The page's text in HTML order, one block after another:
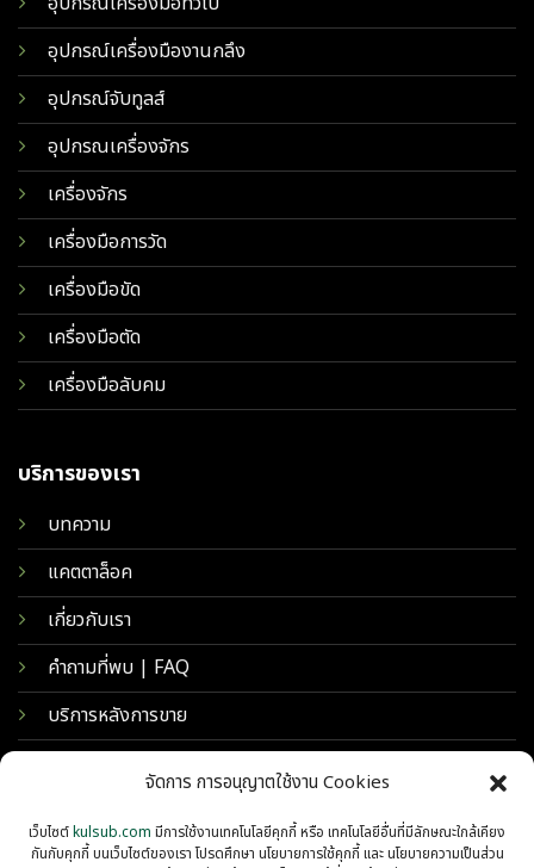
จัดการ การอนุญาตใช้งาน Cookies
เว็บไซต์kulsub.com มีการใช้งานเทคโนโลยีคุกกี้ หรือ เทคโนโลยีอื่นที่มีลักษณะใกล้เคียง
กันกับคุกกี้ บนเว็บไซต์ของเรา โปรดศึกษา นโยบายการใช้คุกกี้ และ นโยบายความเป็นส่วน
อุปกรณ์เครื่องมืองานกลึง
อุปกรณ์จับทูลส์
อุปกรณเครื่องจักร
เครื่องจักร
เครื่องมือการวัด
เครื่องมือขัด
เครื่องมือตัด
เครื่องมือลับคม
บริการของเรา
บทความ
แคตตาล็อค
เกี่ยวกับเรา
คำถามที่พบ | FAQ
บริการหลังการขาย